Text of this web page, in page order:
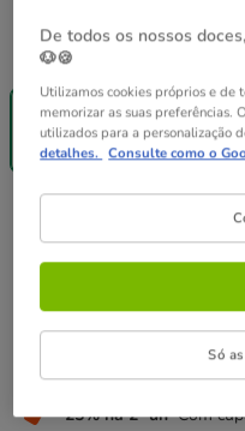
Tamanho:S - M
S - M
Entrega
Grátis
8.99€
Não perca estas
Entrega Grátis Direto
com um valor igual ou
-25% na 2ª un Com
De todos os nossos
🐶🍪
Utilizamos cookies próprios e de
memorizar as suas preferências.
utilizados para a personalização
detalhes. Consulte como o
Só